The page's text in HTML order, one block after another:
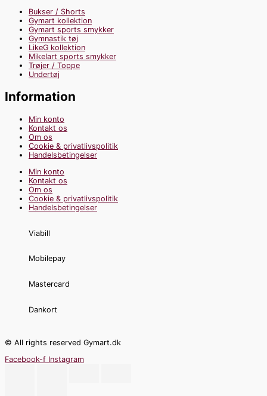
Bukser / Shorts
Gymart kollektion
Gymart sports smykker
Gymnastik tøj
LikeG kollektion
Mikelart sports smykker
Trøjer / Toppe
Undertøj
Information
Min konto
Kontakt os
Om os
Cookie & privatlivspolitik
Handelsbetingelser
Min konto
Kontakt os
Om os
Cookie & privatlivspolitik
Handelsbetingelser
Viabill
Mobilepay
Mastercard
Dankort
© All rights reserved Gymart.dk
Facebook-f Instagram